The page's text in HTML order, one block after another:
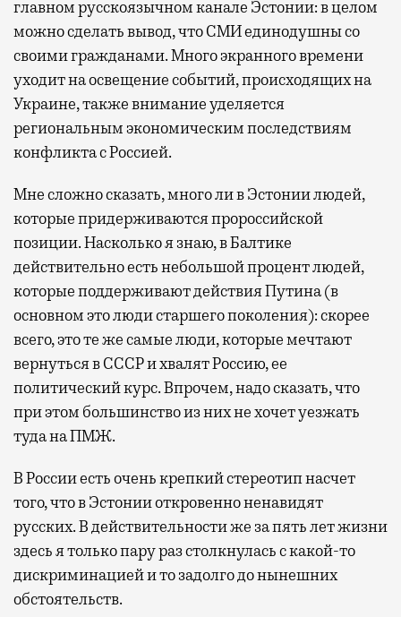
главном русскоязычном канале Эстонии: в целом
можно сделать вывод, что СМИ единодушны со
своими гражданами. Много экранного времени
уходит на освещение событий, происходящих на
Украине, также внимание уделяется
региональным экономическим последствиям
конфликта с Россией.
Мне сложно сказать, много ли в Эстонии людей,
которые придерживаются пророссийской
позиции. Насколько я знаю, в Балтике
действительно есть небольшой процент людей,
которые поддерживают действия Путина (в
основном это люди старшего поколения): скорее
всего, это те же самые люди, которые мечтают
вернуться в СССР и хвалят Россию, ее
политический курс. Впрочем, надо сказать, что
при этом большинство из них не хочет уезжать
туда на ПМЖ.
В России есть очень крепкий стереотип насчет
того, что в Эстонии откровенно ненавидят
русских. В действительности же за пять лет жизни
здесь я только пару раз столкнулась с какой-то
дискриминацией и то задолго до нынешних
обстоятельств.